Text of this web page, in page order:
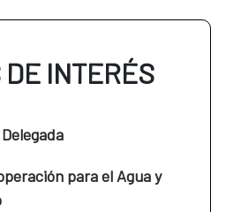
INTERÉS
para el Agua y